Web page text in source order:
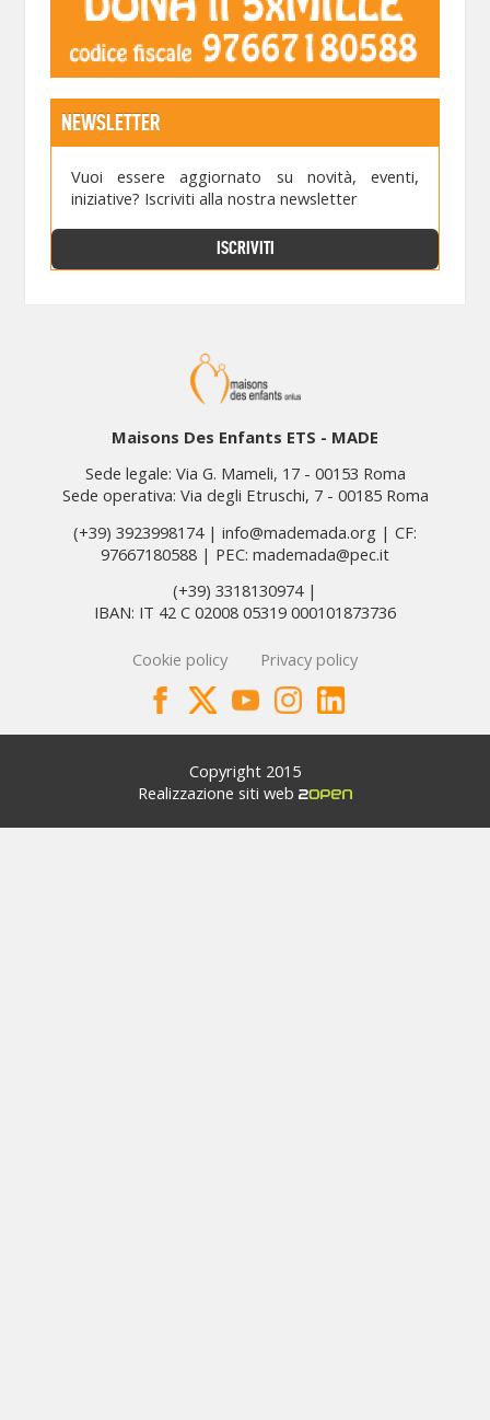
NEWSLETTER
Vuoi essere aggiornato su novità, eventi,
iniziative? Iscriviti alla nostra newsletter
ISCRIVITI
Maisons Des Enfants ETS - MADE
Sede legale: Via G. Mameli, 17 - 00153 Roma
Sede operativa: Via degli Etruschi, 7 - 00185 Roma
(+39) 3923998174 | info@mademada.org | CF:
97667180588 | PEC: mademada@pec.it
(+39) 3318130974 |
IBAN: IT 42 C 02008 05319 000101873736
Cookie policy Privacy policy
Copyright 2015
Realizzazione siti web